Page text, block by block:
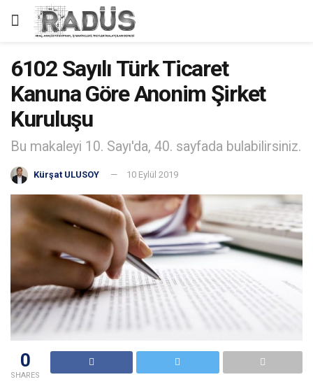
6102 Sayılı Türk Ticaret
Kanuna Göre Anonim Şirket
Kuruluşu
Bu makaleyi 10. Sayı'da, 40. sayfada bulabilirsiniz.
Kürşat ULUSOY 10 Eylül 2019
0
SHARES